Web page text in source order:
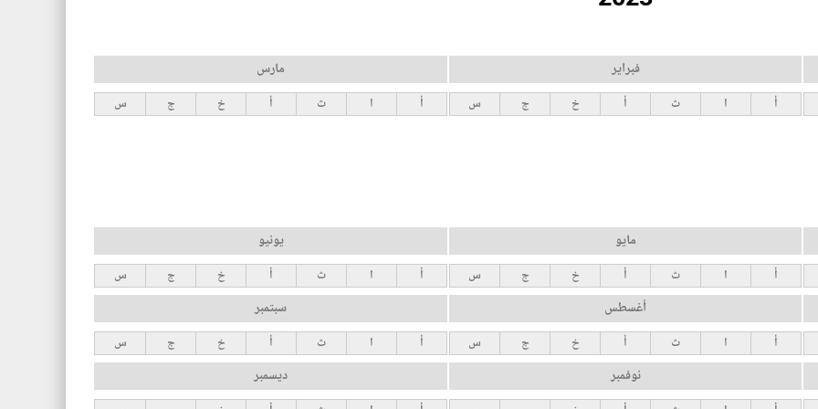
فبراير
أ ا ث أ خ ج س
مارس
أ ا ث أ خ ج س
مايو
أ ا ث أ خ ج س
يونيو
أ ا ث أ خ ج س
أغسطس
أ ا ث أ خ ج س
سبتمبر
أ ا ث أ خ ج س
نوفمبر ديسمبر